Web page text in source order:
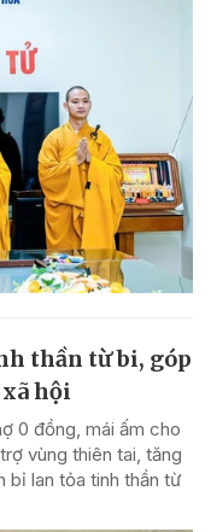
thần từ bi, góp
hội
0 đồng, mái ấm cho
vùng thiên tai, tăng
bỉ lan tỏa tinh thần từ